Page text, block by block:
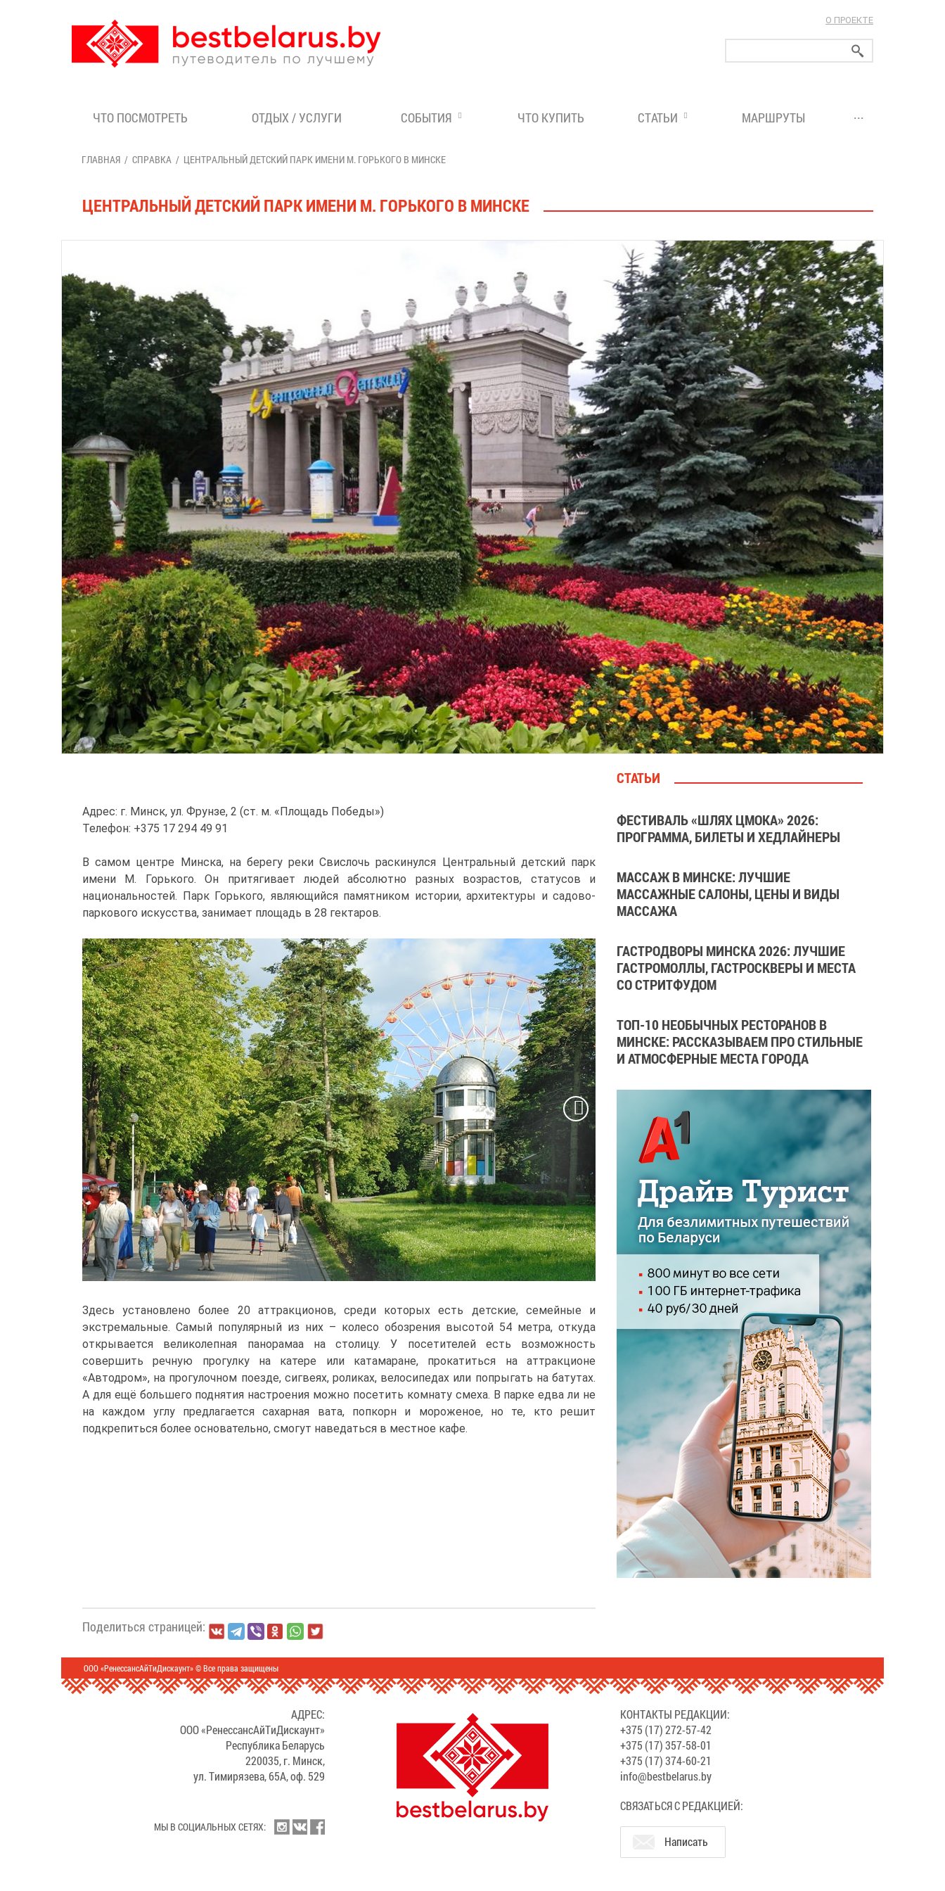
О ПРОЕКТЕ
ЧТО ПОСМОТРЕТЬ ОТДЫХ / УСЛУГИ СОБЫТИЯ ЧТО КУПИТЬ СТАТЬИ МАРШРУТЫ ...
ГЛАВНАЯ СПРАВКА ЦЕНТРАЛЬНЫЙ ДЕТСКИЙ ПАРК ИМЕНИ М. ГОРЬКОГО В МИНСКЕ
ЦЕНТРАЛЬНЫЙ ДЕТСКИЙ ПАРК ИМЕНИ М. ГОРЬКОГО В МИНСКЕ
Адрес: г. Минск, ул. Фрунзе, 2 (ст. м. «Площадь Победы»)
Телефон: +375 17 294 49 91
В самом центре Минска, на берегу реки Свислочь раскинулся Центральный детский парк
имени М. Горького. Он притягивает людей абсолютно разных возрастов, статусов и
национальностей. Парк Горького, являющийся памятником истории, архитектуры и садово-
паркового искусства, занимает площадь в 28 гектаров.
Здесь установлено более 20 аттракционов, среди которых есть детские, семейные и
экстремальные. Самый популярный из них – колесо обозрения высотой 54 метра, откуда
открывается великолепная панорамаa на столицу. У посетителей есть возможность
совершить речную прогулку на катере или катамаране, прокатиться на аттракционе
«Автодром», на прогулочном поезде, сигвеях, роликах, велосипедах или попрыгать на батутах.
А для ещё большего поднятия настроения можно посетить комнату смеха. В парке едва ли не
на каждом углу предлагается сахарная вата, попкорн и мороженое, но те, кто решит
подкрепиться более основательно, смогут наведаться в местное кафе.
СТАТЬИ
ФЕСТИВАЛЬ «ШЛЯХ ЦМОКА» 2026:
ПРОГРАММА, БИЛЕТЫ И ХЕДЛАЙНЕРЫ
МАССАЖ В МИНСКЕ: ЛУЧШИЕ
МАССАЖНЫЕ САЛОНЫ, ЦЕНЫ И ВИДЫ
МАССАЖА
ГАСТРОДВОРЫ МИНСКА 2026: ЛУЧШИЕ
ГАСТРОМОЛЛЫ, ГАСТРОСКВЕРЫ И МЕСТА
СО СТРИТФУДОМ
ТОП-10 НЕОБЫЧНЫХ РЕСТОРАНОВ В
МИНСКЕ: РАССКАЗЫВАЕМ ПРО СТИЛЬНЫЕ
И АТМОСФЕРНЫЕ МЕСТА ГОРОДА
Поделиться страницей:
ООО «РенессансАйТиДискаунт» © Все права защищены
АДРЕС:
ООО «РенессансАйТиДискаунт»
Республика Беларусь
220035, г. Минск,
ул. Тимирязева, 65А, оф. 529
МЫ В СОЦИАЛЬНЫХ СЕТЯХ:
КОНТАКТЫ РЕДАКЦИИ:
+375 (17) 272-57-42
+375 (17) 357-58-01
+375 (17) 374-60-21
info@bestbelarus.by
СВЯЗАТЬСЯ С РЕДАКЦИЕЙ:
Написать